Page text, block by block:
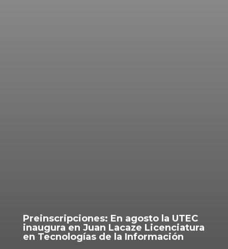
Preinscripciones: En agosto la UTEC
inaugura en Juan Lacaze Licenciatura
en Tecnologías de la Información